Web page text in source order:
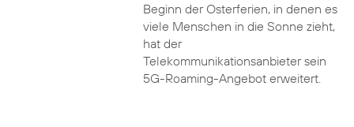
Beginn der Osterferien, in denen es
viele Menschen in die Sonne zieht,
hat der
Telekommunikationsanbieter sein
5G-Roaming-Angebot erweitert.